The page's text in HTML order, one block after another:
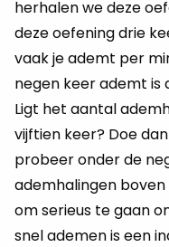
herhalen we deze
deze oefening drie
vaak je ademt per
negen keer ademt is
Ligt het aantal
vijftien keer? Doe
probeer onder de
ademhalingen
om serieus te gaan
snel ademen is een